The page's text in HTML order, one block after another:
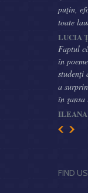
puţin,
toate
LUCIA
Faptul
în
studenţi
a
în
FIND